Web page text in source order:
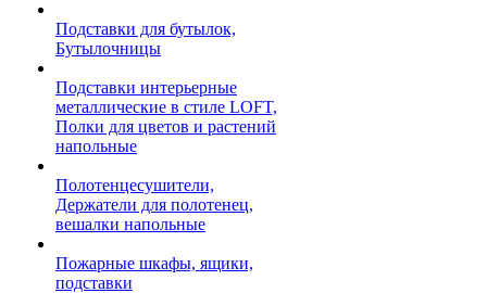
Подставки для бутылок,
Бутылочницы
Подставки интерьерные
металлические в стиле LOFT,
Полки для цветов и растений
напольные
Полотенцесушители,
Держатели для полотенец,
вешалки напольные
Пожарные шкафы, ящики,
подставки